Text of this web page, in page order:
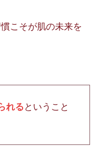
こそが肌の未来を
れる ということ